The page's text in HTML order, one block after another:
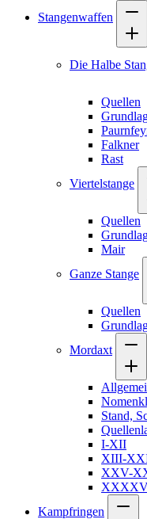
Stangenwaffen
Die Halbe
Quellen
Falkner
Rast
Viertelstange
Quellen
Mair
Ganze Stange
Quellen
Mordaxt
Stand,
I-XII
XIII-
XXV-
Kampfringen